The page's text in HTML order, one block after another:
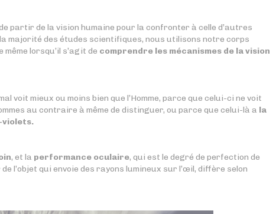
partir de la vision humaine pour la confronter à celle d’autres
majorité des études scientifiques, nous utilisons notre corps
lorsqu’il s’agit de comprendre les mécanismes de la vision
voit mieux ou moins bien que l’Homme, parce que celui-ci ne voit
au contraire à même de distinguer, ou parce que celui-là a la
violets.
, et la performance oculaire, qui est le degré de perfection de
l’objet qui envoie des rayons lumineux sur l’œil, diffère selon